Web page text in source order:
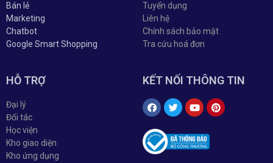
Bán lẻ
Marketing
Chatbot
Google Smart Shopping
Tuyển dụng
Liên hệ
Chính sách bảo mật
Tra cứu hoá đơn
HỖ TRỢ
Đại lý
Đối tác
Học viện
Kho giao diện
Kho ứng dụng
KẾT NỐI THÔNG TIN